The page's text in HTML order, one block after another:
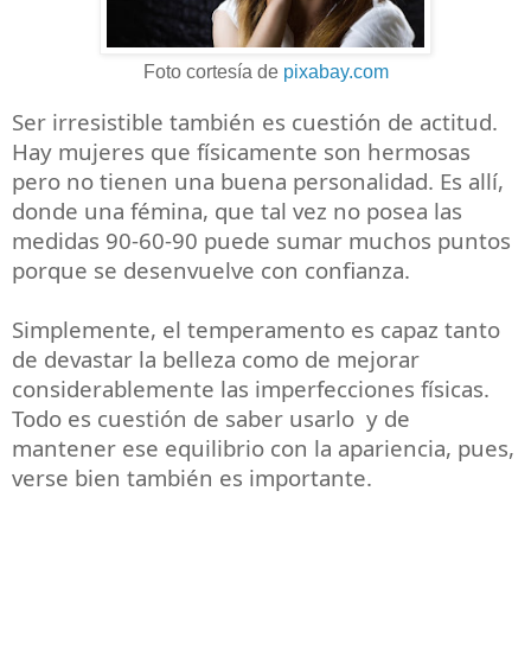
Foto cortesía de pixabay.com
Ser irresistible también es cuestión de actitud.
Hay mujeres que físicamente son hermosas
pero no tienen una buena personalidad. Es allí,
donde una fémina, que tal vez no posea las
medidas 90-60-90 puede sumar muchos puntos
porque se desenvuelve con confianza.
Simplemente, el temperamento es capaz tanto
de devastar la belleza como de mejorar
considerablemente las imperfecciones físicas.
Todo es cuestión de saber usarlo y de
mantener ese equilibrio con la apariencia, pues,
verse bien también es importante.